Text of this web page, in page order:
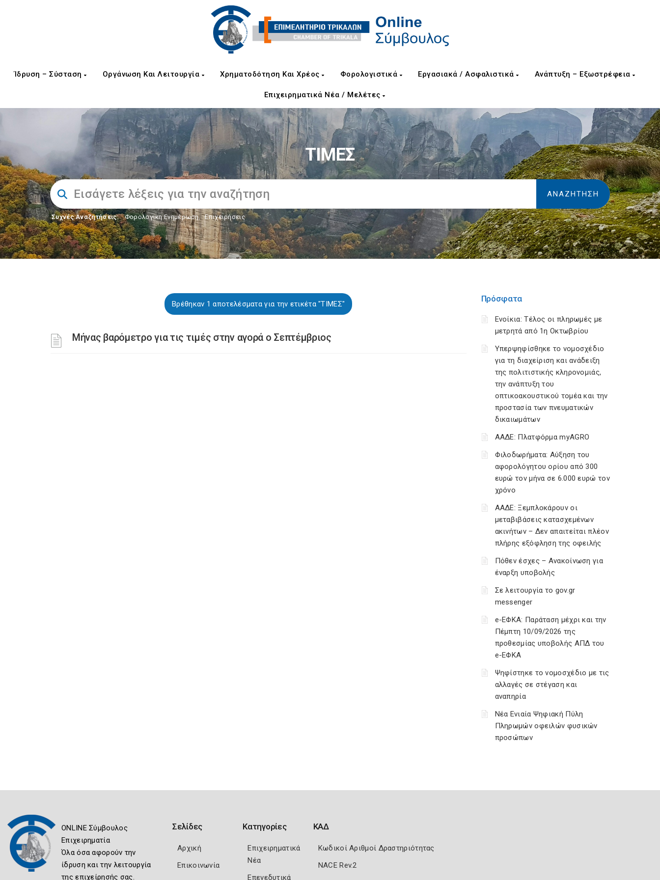
Ίδρυση – Σύσταση Οργάνωση Και Λειτουργία Χρηματοδότηση Και Χρέος Φορολογιστικά Εργασιακά / Ασφαλιστικά Ανάπτυξη – Εξωστρέφεια
Επιχειρηματικά Νέα / Μελέτες
ΤΙΜΕΣ
Συχνές Αναζητήσεις: Φορολογικη Ενημέρωση, Επιχειρήσεις
Βρέθηκαν 1 αποτελέσματα για την ετικέτα "ΤΙΜΕΣ"
Μήνας βαρόμετρο για τις τιμές στην αγορά ο Σεπτέμβριος
Πρόσφατα
Ενοίκια: Τέλος οι πληρωμές με
μετρητά από 1η Οκτωβρίου
Υπερψηφίσθηκε το νομοσχέδιο
για τη διαχείριση και ανάδειξη
της πολιτιστικής κληρονομιάς,
την ανάπτυξη του
οπτικοακουστικού τομέα και την
προστασία των πνευματικών
δικαιωμάτων
ΑΑΔΕ: Πλατφόρμα myAGRO
Φιλοδωρήματα: Αύξηση του
αφορολόγητου ορίου από 300
ευρώ τον μήνα σε 6.000 ευρώ τον
χρόνο
ΑΑΔΕ: Ξεμπλοκάρουν οι
μεταβιβάσεις κατασχεμένων
ακινήτων – Δεν απαιτείται πλέον
πλήρης εξόφληση της οφειλής
Πόθεν έσχες – Ανακοίνωση για
έναρξη υποβολής
Σε λειτουργία το gov.gr
messenger
e-ΕΦΚΑ: Παράταση μέχρι και την
Πέμπτη 10/09/2026 της
προθεσμίας υποβολής ΑΠΔ του
e-ΕΦΚΑ
Ψηφίστηκε το νομοσχέδιο με τις
αλλαγές σε στέγαση και
αναπηρία
Νέα Ενιαία Ψηφιακή Πύλη
Πληρωμών οφειλών φυσικών
προσώπων
ONLINE Σύμβουλος
Επιχειρηματία
Όλα όσα αφορούν την
ίδρυση και την λειτουργία
της επιχείρησής σας.
Σελίδες
Αρχική
Επικοινωνία
Κατηγορίες
Επιχειρηματικά
Νέα
Επενεδυτικά
ΚΑΔ
Κωδικοί Αριθμοί Δραστηριότητας
NACE Rev.2